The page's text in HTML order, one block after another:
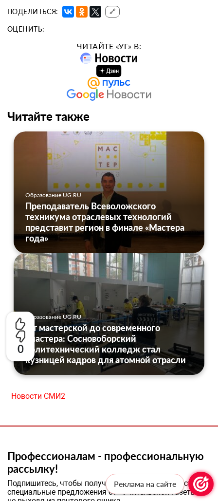
0
ПОДЕЛИТЬСЯ: 🔗
ОЦЕНИТЬ:
ЧИТАЙТЕ «УГ» В:
Читайте также
Образование UG.RU
Преподаватель Всеволожского
техникума отраслевых технологий
представит регион в финале «Мастера
года»
Образование UG.RU
От мастерской до современного
кластера: Сосновоборский
политехнический колледж стал
кузницей кадров для атомной отрасли
Новости СМИ2
Профессионалам - профессиональную
рассылку!
Подпишитесь, чтобы получать актуальные новости и
специальные предложения от «Учительской газеты»,
Реклама на сайте